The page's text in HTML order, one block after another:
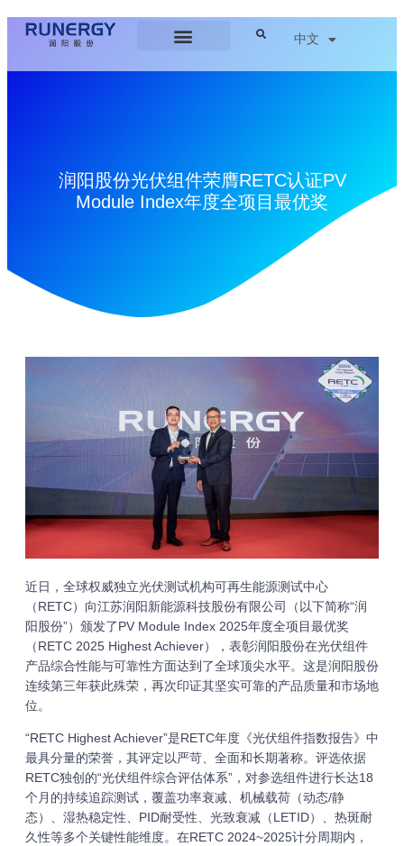
中文
润阳股份光伏组件荣膺RETC认证PV
Module Index年度全项目最优奖
近日，全球权威独立光伏测试机构可再生能源测试中心
（RETC）向江苏润阳新能源科技股份有限公司（以下简称“润
阳股份”）颁发了PV Module Index 2025年度全项目最优奖
（RETC 2025 Highest Achiever），表彰润阳股份在光伏组件
产品综合性能与可靠性方面达到了全球顶尖水平。这是润阳股份
连续第三年获此殊荣，再次印证其坚实可靠的产品质量和市场地
位。
“RETC Highest Achiever”是RETC年度《光伏组件指数报告》中
最具分量的荣誉，其评定以严苛、全面和长期著称。评选依据
RETC独创的“光伏组件综合评估体系”，对参选组件进行长达18
个月的持续追踪测试，覆盖功率衰减、机械载荷（动态/静
态）、湿热稳定性、PID耐受性、光致衰减（LETID）、热斑耐
久性等多个关键性能维度。在RETC 2024~2025计分周期内，